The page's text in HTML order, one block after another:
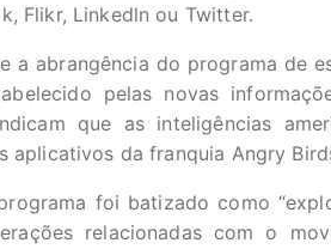
Flikr, Linkedln ou Twitter.
a abrangência do programa de
pelas novas
que as inteligências
aplicativos da franquia Angry
foi batizado como
relacionadas com o